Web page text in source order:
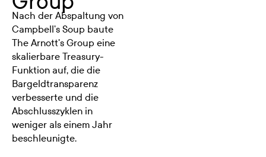
Nach der Abspaltung von
Campbell's Soup baute
The Arnott's Group eine
skalierbare Treasury-
Funktion auf, die die
Bargeldtransparenz
verbesserte und die
Abschlusszyklen in
weniger als einem Jahr
beschleunigte.